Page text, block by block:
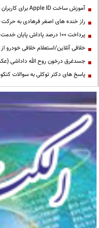
آموزش ساخت Apple ID برای کاربران ایرانی
راز خنده های اصغر فرهادی به
پرداخت ۱۰۰ درصد پاداش پایان خدمت فرهنگیان
خلافی آنلاین/استعلام خلافی خودرو
جسدغرق درخون روح الله داداشی
پاسخ های دکتر توکلی به سوالات